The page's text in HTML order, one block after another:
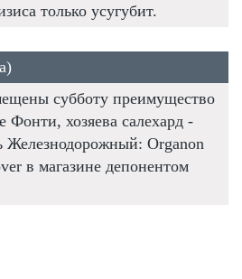
только усугубит.
субботу преимущество
Фонти, хозяева салехард -
Железнодорожный: Organon
в магазине депонентом